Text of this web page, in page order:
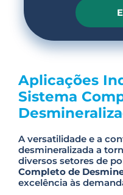
a
s
e
l
a
v
e
t
h
i
Aplicações
Sistema
A versatilidade e a
desmineralizada a
diversos setores de
Completo de
excelência às